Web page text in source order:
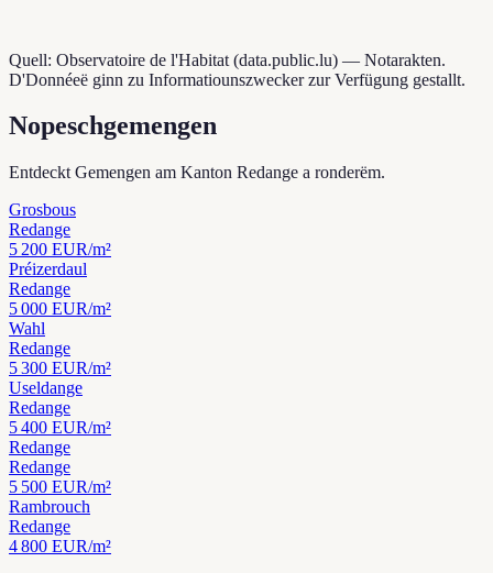
Quell: Observatoire de l'Habitat (data.public.lu) — Notarakten.
D'Donnéeë ginn zu Informatiounszwecker zur Verfügung gestallt.
Nopeschgemengen
Entdeckt Gemengen am Kanton Redange a ronderëm.
Grosbous
Redange
5 200 EUR/m²
Préizerdaul
Redange
5 000 EUR/m²
Wahl
Redange
5 300 EUR/m²
Useldange
Redange
5 400 EUR/m²
Redange
Redange
5 500 EUR/m²
Rambrouch
Redange
4 800 EUR/m²